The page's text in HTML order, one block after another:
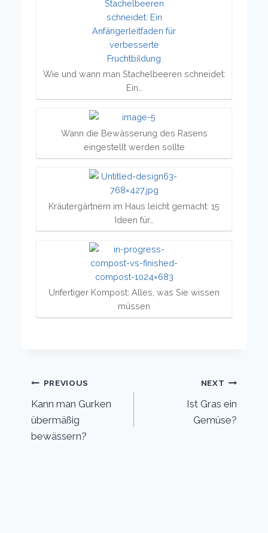
Wie und wann man Stachelbeeren schneidet:
Ein…
Wann die Bewässerung des Rasens
eingestellt werden sollte
Kräutergärtnern im Haus leicht gemacht: 15
Ideen für…
Unfertiger Kompost: Alles, was Sie wissen
müssen
Post
navigation
PREVIOUS
Kann man Gurken
übermäßig
bewässern?
NEXT
Ist Gras ein
Gemüse?